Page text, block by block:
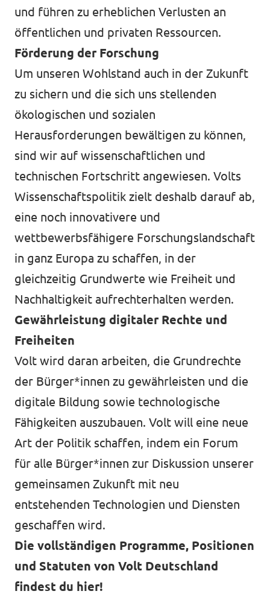
und führen zu erheblichen Verlusten an
öffentlichen und privaten Ressourcen.
Förderung der Forschung
Um unseren Wohlstand auch in der Zukunft
zu sichern und die sich uns stellenden
ökologischen und sozialen
Herausforderungen bewältigen zu können,
sind wir auf wissenschaftlichen und
technischen Fortschritt angewiesen. Volts
Wissenschaftspolitik zielt deshalb darauf ab,
eine noch innovativere und
wettbewerbsfähigere Forschungslandschaft
in ganz Europa zu schaffen, in der
gleichzeitig Grundwerte wie Freiheit und
Nachhaltigkeit aufrechterhalten werden.
Gewährleistung digitaler Rechte und
Freiheiten
Volt wird daran arbeiten, die Grundrechte
der Bürger*innen zu gewährleisten und die
digitale Bildung sowie technologische
Fähigkeiten auszubauen. Volt will eine neue
Art der Politik schaffen, indem ein Forum
für alle Bürger*innen zur Diskussion unserer
gemeinsamen Zukunft mit neu
entstehenden Technologien und Diensten
geschaffen wird.
Die vollständigen Programme, Positionen
und Statuten von Volt Deutschland
findest du hier!